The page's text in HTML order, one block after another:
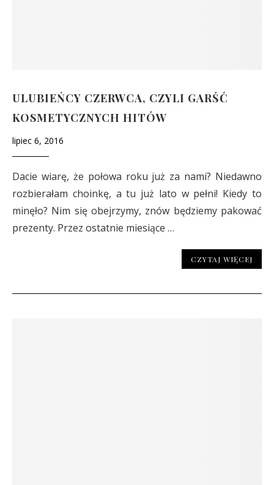
ULUBIEŃCY CZERWCA, CZYLI GARŚĆ
KOSMETYCZNYCH HITÓW
lipiec 6, 2016
Dacie wiarę, że połowa roku już za nami? Niedawno
rozbierałam choinkę, a tu już lato w pełni! Kiedy to
minęło? Nim się obejrzymy, znów będziemy pakować
prezenty. Przez ostatnie miesiące …
CZYTAJ WIĘCEJ